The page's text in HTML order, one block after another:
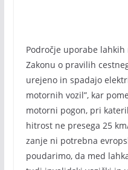
Področje uporabe
Zakonu o pravilih
urejeno in spadajo
motornih vozil”, kar
motorni pogon, pri
hitrost ne presega 25
zanje ni potrebna
poudarimo, da med